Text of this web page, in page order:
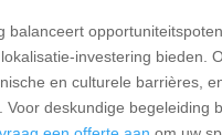
balanceert
investering bieden.
en culturele barrières,
deskundige begeleiding